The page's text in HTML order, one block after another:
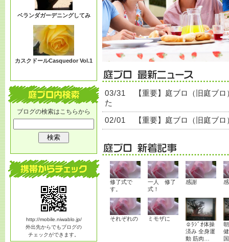
ブログの検索はこちらから
http://mobile.niwablo.jp/
外出先からでもブログの
チェックができます。
ベランダガーデニングしてみ
カスクドールCasquedor Vol.1
03/31
【重要】庭ブロ（旧庭ブ
た
02/01 【重要】庭ブロ（旧庭ブ
修了式で
す。
一人 修了
式！
感謝
それぞれの
ミモザに
☺ﾗｼﾞｵ体操
済み 全身運
動 筋肉…